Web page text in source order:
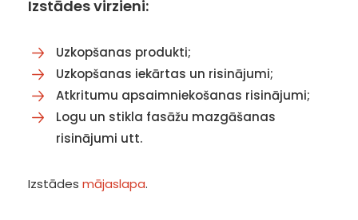
Izstādes virzieni:
Uzkopšanas produkti;
Uzkopšanas iekārtas un risinājumi;
Atkritumu apsaimniekošanas risinājumi;
Logu un stikla fasāžu mazgāšanas
risinājumi utt.
Izstādes mājaslapa.